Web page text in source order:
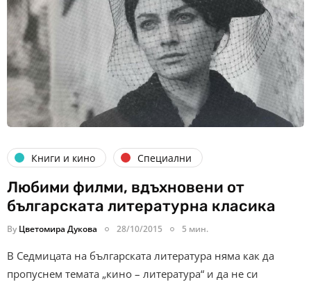
Книги и кино Специални
Любими филми, вдъхновени от
българската литературна класика
By Цветомира Дукова 28/10/2015 5 мин.
В Седмицата на българската литература няма как да
пропуснем темата „кино – литература“ и да не си